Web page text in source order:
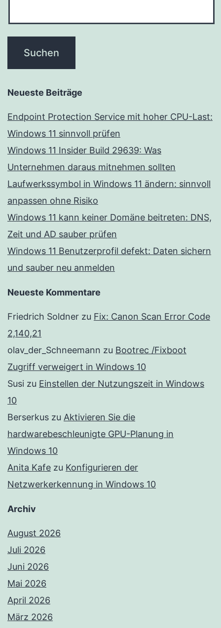
Neueste Beiträge
Endpoint Protection Service mit hoher CPU-Last:
Windows 11 sinnvoll prüfen
Windows 11 Insider Build 29639: Was
Unternehmen daraus mitnehmen sollten
Laufwerkssymbol in Windows 11 ändern: sinnvoll
anpassen ohne Risiko
Windows 11 kann keiner Domäne beitreten: DNS,
Zeit und AD sauber prüfen
Windows 11 Benutzerprofil defekt: Daten sichern
und sauber neu anmelden
Neueste Kommentare
Friedrich Soldner zu Fix: Canon Scan Error Code
2,140,21
olav_der_Schneemann zu Bootrec /Fixboot
Zugriff verweigert in Windows 10
Susi zu Einstellen der Nutzungszeit in Windows
10
Berserkus zu Aktivieren Sie die
hardwarebeschleunigte GPU-Planung in
Windows 10
Anita Kafe zu Konfigurieren der
Netzwerkerkennung in Windows 10
Archiv
August 2026
Juli 2026
Juni 2026
Mai 2026
April 2026
März 2026